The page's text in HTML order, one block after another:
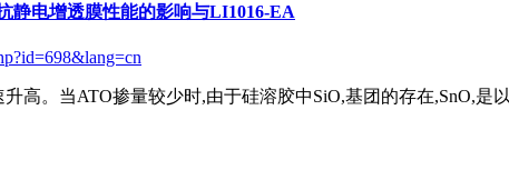
静电增透膜性能的影响与LI1016-EA
高。当ATO掺量较少时,由于硅溶胶中SiO,基团的存在,SnO,是